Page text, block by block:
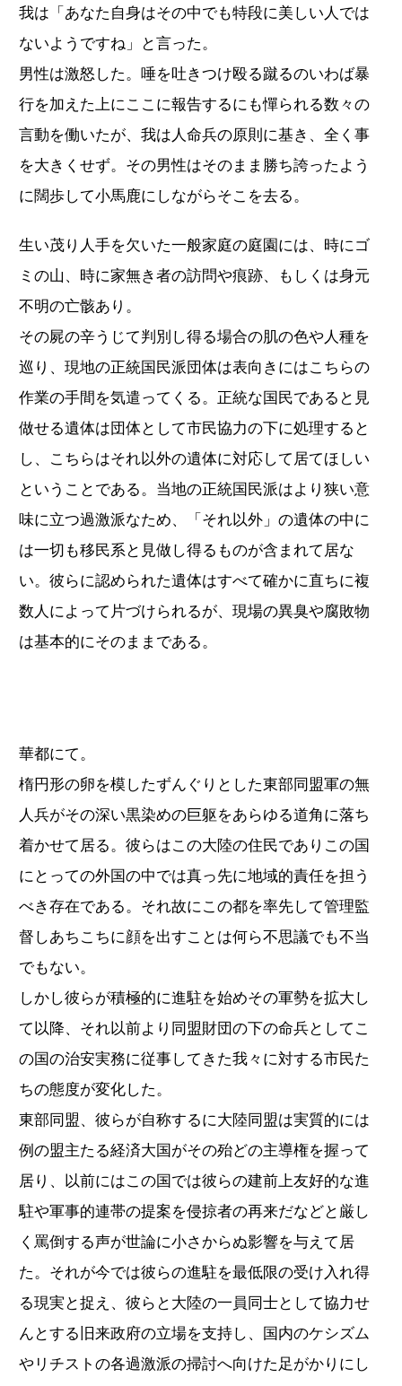
我は「あなた自身はその中でも特段に美しい人では
ないようですね」と言った。
男性は激怒した。唾を吐きつけ殴る蹴るのいわば暴
行を加えた上にここに報告するにも憚られる数々の
言動を働いたが、我は人命兵の原則に基き、全く事
を大きくせず。その男性はそのまま勝ち誇ったよう
に闊歩して小馬鹿にしながらそこを去る。
生い茂り人手を欠いた一般家庭の庭園には、時にゴ
ミの山、時に家無き者の訪問や痕跡、もしくは身元
不明の亡骸あり。
その屍の辛うじて判別し得る場合の肌の色や人種を
巡り、現地の正統国民派団体は表向きにはこちらの
作業の手間を気遣ってくる。正統な国民であると見
做せる遺体は団体として市民協力の下に処理すると
し、こちらはそれ以外の遺体に対応して居てほしい
ということである。当地の正統国民派はより狭い意
味に立つ過激派なため、「それ以外」の遺体の中に
は一切も移民系と見做し得るものが含まれて居な
い。彼らに認められた遺体はすべて確かに直ちに複
数人によって片づけられるが、現場の異臭や腐敗物
は基本的にそのままである。
華都にて。
楕円形の卵を模したずんぐりとした東部同盟軍の無
人兵がその深い黒染めの巨躯をあらゆる道角に落ち
着かせて居る。彼らはこの大陸の住民でありこの国
にとっての外国の中では真っ先に地域的責任を担う
べき存在である。それ故にこの都を率先して管理監
督しあちこちに顔を出すことは何ら不思議でも不当
でもない。
しかし彼らが積極的に進駐を始めその軍勢を拡大し
て以降、それ以前より同盟財団の下の命兵としてこ
の国の治安実務に従事してきた我々に対する市民た
ちの態度が変化した。
東部同盟、彼らが自称するに大陸同盟は実質的には
例の盟主たる経済大国がその殆どの主導権を握って
居り、以前にはこの国では彼らの建前上友好的な進
駐や軍事的連帯の提案を侵掠者の再来だなどと厳し
く罵倒する声が世論に小さからぬ影響を与えて居
た。それが今では彼らの進駐を最低限の受け入れ得
る現実と捉え、彼らと大陸の一員同士として協力せ
んとする旧来政府の立場を支持し、国内のケシズム
やリチストの各過激派の掃討へ向けた足がかりにし